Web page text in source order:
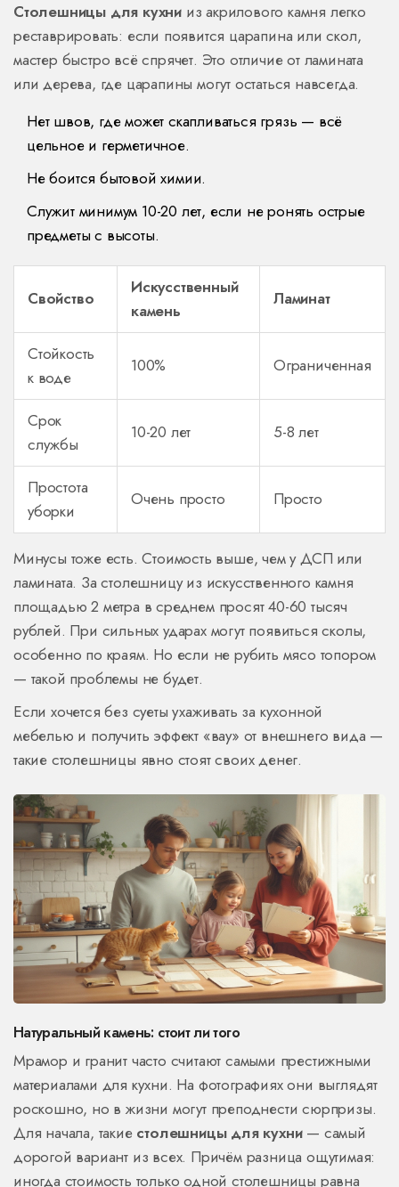
Столешницы для кухни из акрилового камня легко
реставрировать: если появится царапина или скол,
мастер быстро всё спрячет. Это отличие от ламината
или дерева, где царапины могут остаться навсегда.
Нет швов, где может скапливаться грязь — всё
цельное и герметичное.
Не боится бытовой химии.
Служит минимум 10-20 лет, если не ронять острые
предметы с высоты.
Свойство
Искусственный
камень
Ламинат
Стойкость
к воде
100% Ограниченная
Срок
службы
10-20 лет 5-8 лет
Простота
уборки
Очень просто Просто
Минусы тоже есть. Стоимость выше, чем у ДСП или
ламината. За столешницу из искусственного камня
площадью 2 метра в среднем просят 40-60 тысяч
рублей. При сильных ударах могут появиться сколы,
особенно по краям. Но если не рубить мясо топором
— такой проблемы не будет.
Если хочется без суеты ухаживать за кухонной
мебелью и получить эффект «вау» от внешнего вида —
такие столешницы явно стоят своих денег.
Натуральный камень: стоит ли того
Мрамор и гранит часто считают самыми престижными
материалами для кухни. На фотографиях они выглядят
роскошно, но в жизни могут преподнести сюрпризы.
Для начала, такие столешницы для кухни— самый
дорогой вариант из всех. Причём разница ощутимая:
иногда стоимость только одной столешницы равна